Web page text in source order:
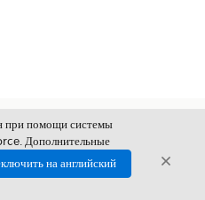
при помощи системы
Дополнительные
на английский